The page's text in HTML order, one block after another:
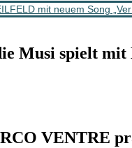
mit neuem Song
Musi spielt
VENTRE